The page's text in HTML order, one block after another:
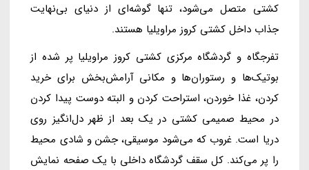
کشتی متصل می‌شود، تنها گوشه‌ای از دنیای بی‌نهایت
جذاب داخل کشتی کروز مراویلیا هستند.
تفرجگاه و گردشگاه مرکزی کشتی کروز مراویلیا پر شده از
بوتیک‌ها و رستوران‌ها و مکانی آرامش‌بخش برای خرید
کردن، غذا خوردن، استراحت کردن و البته دوست پیدا کردن
در محیط صمیمی کشتی در یک بعد از ظهر دل‌انگیز روی
دریا است. غروب که می‌شود موسیقی، جشن و شادی محیط
را پر می‌کند. کل سقف گردشگاه داخلی با یک صفحه نمایش